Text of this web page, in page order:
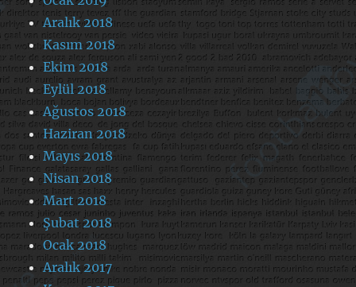
Aralık 2018
Kasım 2018
Ekim 2018
Eylül 2018
Ağustos 2018
Haziran 2018
Mayıs 2018
Nisan 2018
Mart 2018
Şubat 2018
Ocak 2018
Aralık 2017